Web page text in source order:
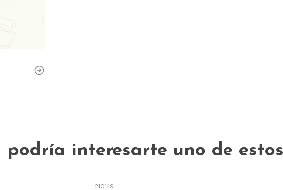
podría interesarte uno de estos
210149|